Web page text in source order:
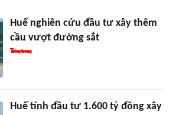
Huế nghiên cứu đầu tư xây thêm
cầu vượt đường sắt
Huế tính đầu tư 1.600 tỷ đồng xây